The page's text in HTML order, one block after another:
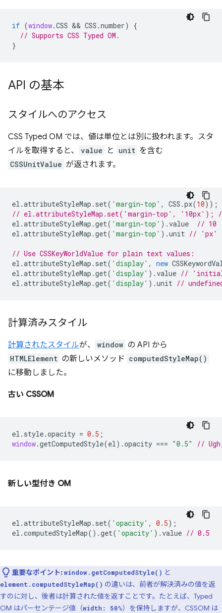
if (window.CSS && CSS .number)
{
// Supports CSS Typed OM.
}
API の基本
スタイルへのアクセス
CSS Typed OM では、値は単位とは別に扱われます。スタ
イルを取得すると、
value と unit を含む
CSSUnitValue が返されます。
el .attributeStyleMap . set( 'margin-top' , CSS .px(10));
// el.attributeStyleMap.set('margin-top', '10px');
el .attributeStyleMap .get( 'margin-top' ).value
// 10
el .attributeStyleMap .get( 'margin-top' ).unit // 'px'
// Use CSSKeyWorldValue for plain text values:
el .attributeStyleMap . set( 'display' , new
el .attributeStyleMap .get( 'display' ).value //
el .attributeStyleMap .get( 'display' ).unit //
計算済みスタイル
計算されたスタイルが、 window の API から
HTMLElement の新しいメソッド computedStyleMap()
に移動しました。
古い CSSOM
el . style.opacity = 0.5 ;
window.getComputedStyle(el).opacity === "0.5" //
新しい型付き OM
el .attributeStyleMap . set( 'opacity' , 0.5);
el .computedStyleMap().get( 'opacity' ).value // 0.5
重要なポイント:window.getComputedStyle() と
element.computedStyleMap() の違いは、前者が解決済みの値を返
すのに対し、後者は計算された値を返すことです。たとえば、Typed
OM はパーセンテージ値（width: 50%）を保持しますが、CSSOM は